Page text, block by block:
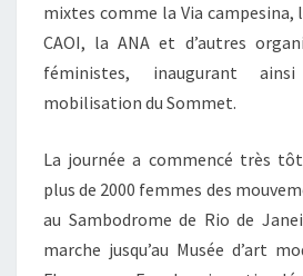
mixtes comme la Via campesina,
CAOI, la ANA et d’autres
féministes, inaugurant
mobilisation du Sommet.
La journée a commencé très
plus de 2000 femmes des
au Sambodrome de Rio de
marche jusqu’au Musée d’art